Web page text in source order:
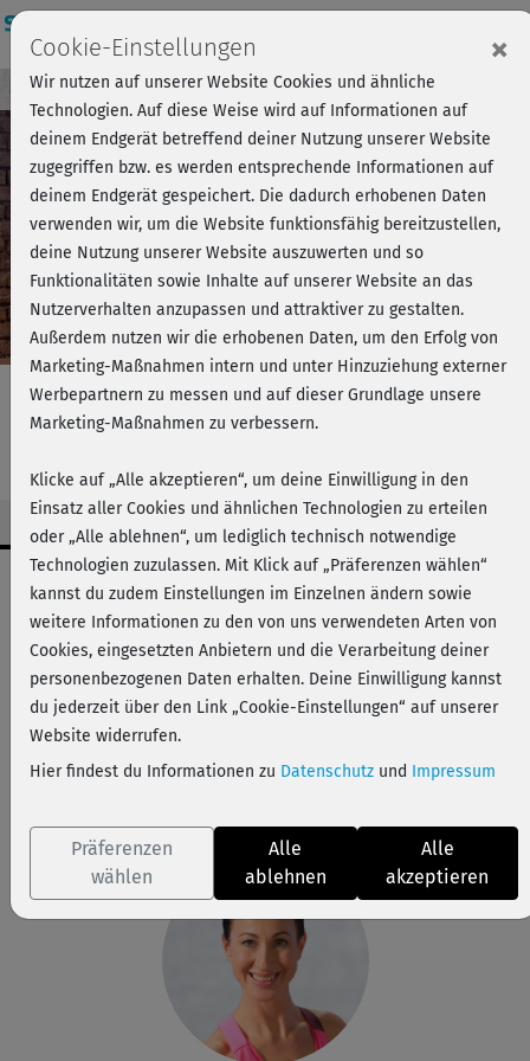
Play
Video
Kursvorschau - Jetzt mitmachen!
Barbaras Fatburner - Arme & Bauch
Workout-Facts
leicht
9 Min
60 kcal
Barbara Spritzendorfer
Optional kannst du Kurzhanteln dazunehmen, um
wenn Barbara das nicht explizit ansagt.
Cookie-Einstellungen ×
Wir nutzen auf unserer Website Cookies und ähnliche
Technologien. Auf diese Weise wird auf Informationen auf
deinem Endgerät betreffend deiner Nutzung unserer Website
zugegriffen bzw. es werden entsprechende Informationen auf
deinem Endgerät gespeichert. Die dadurch erhobenen Daten
verwenden wir, um die Website funktionsfähig bereitzustellen,
deine Nutzung unserer Website auszuwerten und so
Funktionalitäten sowie Inhalte auf unserer Website an das
Nutzerverhalten anzupassen und attraktiver zu gestalten.
Außerdem nutzen wir die erhobenen Daten, um den Erfolg von
Marketing-Maßnahmen intern und unter Hinzuziehung externer
Werbepartnern zu messen und auf dieser Grundlage unsere
Marketing-Maßnahmen zu verbessern.
Klicke auf „Alle akzeptieren“, um deine Einwilligung in den
Einsatz aller Cookies und ähnlichen Technologien zu erteilen
oder „Alle ablehnen“, um lediglich technisch notwendige
Technologien zuzulassen. Mit Klick auf „Präferenzen wählen“
kannst du zudem Einstellungen im Einzelnen ändern sowie
weitere Informationen zu den von uns verwendeten Arten von
Cookies, eingesetzten Anbietern und die Verarbeitung deiner
personenbezogenen Daten erhalten. Deine Einwilligung kannst
du jederzeit über den Link „Cookie-Einstellungen“ auf unserer
Website widerrufen.
Hier findest du Informationen zu Datenschutz und Impressum
Präferenzen
wählen
Alle
ablehnen
Alle
akzeptieren